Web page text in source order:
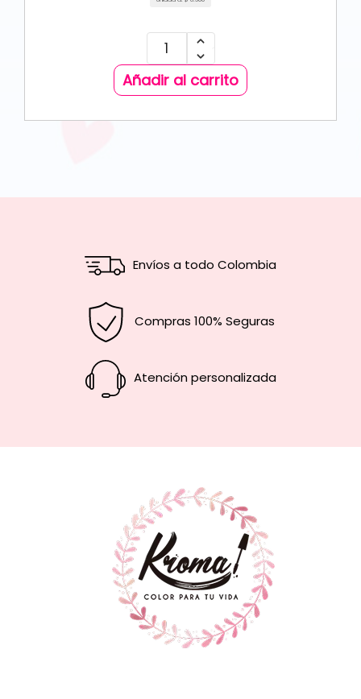
Añadir al carrito
Envíos a todo Colombia
Compras 100% Seguras
Atención personalizada